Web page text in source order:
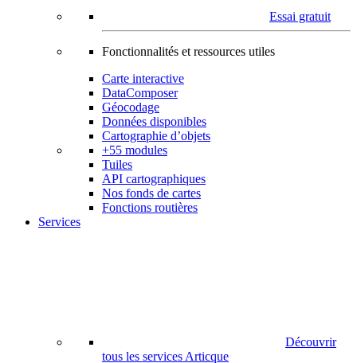
Essai gratuit
Fonctionnalités et ressources utiles
Carte interactive
DataComposer
Géocodage
Données disponibles
Cartographie d’objets
+55 modules
Tuiles
API cartographiques
Nos fonds de cartes
Fonctions routières
Services
Découvrir
tous les services Articque